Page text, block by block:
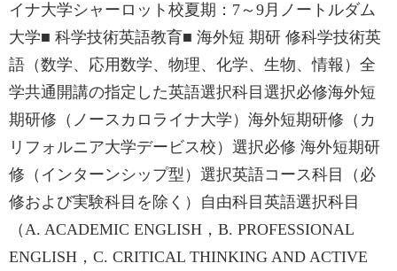
イナ大学シャーロット校夏期：7～9月ノートルダム
大学■ 科学技術英語教育■ 海外短 期研 修科学技術英
語（数学、応用数学、物理、化学、生物、情報）全
学共通開講の指定した英語選択科目選択必修海外短
期研修（ノースカロライナ大学）海外短期研修（カ
リフォルニア大学デービス校）選択必修 海外短期研
修（インターンシップ型）選択英語コース科目（必
修および実験科目を除く）自由科目英語選択科目
（A. ACADEMIC ENGLISH，B. PROFESSIONAL
ENGLISH，C. CRITICAL THINKING AND ACTIVE